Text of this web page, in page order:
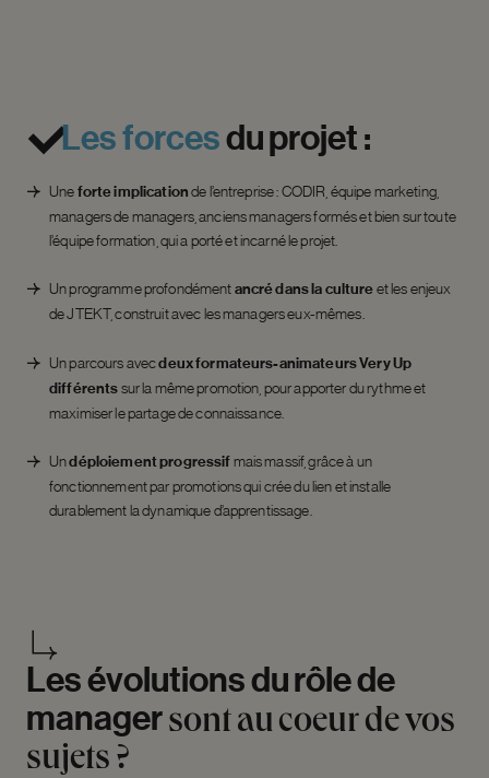
Lesforcesduprojet:
Uneforte implicationde l’entreprise : CODIR, équipe marketing,
managers de managers, anciens managers formés et bien sur toute
l’équipe formation, qui a porté et incarné le projet.
Un programme profondémentancré dans la cultureet les enjeux
de JTEKT, construit avec les managers eux-mêmes.
Un parcours avecdeux formateurs-animateurs Very Up
différentssur la même promotion, pour apporter du rythme et
maximiser le partage de connaissance.
Undéploiement progressifmais massif, grâce à un
fonctionnement par promotions qui crée du lien et installe
durablement la dynamique d’apprentissage.
Lesévolutionsdurôlede
managersontaucoeurdevos
sujets?